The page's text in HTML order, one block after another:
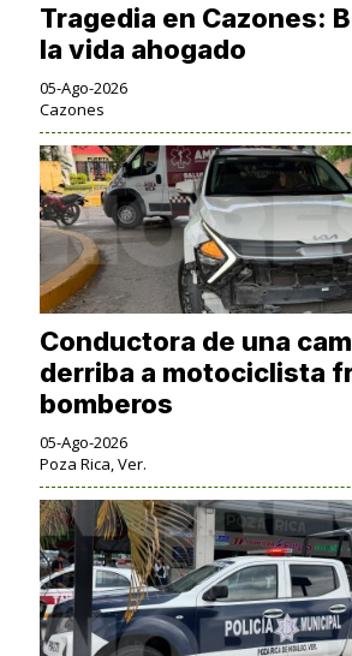
Tragedia en Cazones:
la vida ahogado
05-Ago-2026
Cazones
Conductora de una
derriba a motociclista
bomberos
05-Ago-2026
Poza Rica, Ver.